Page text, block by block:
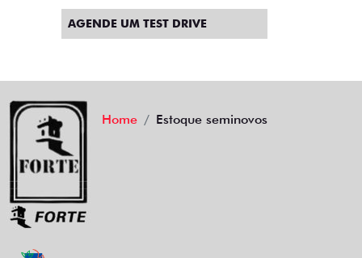
AGENDE UM TEST DRIVE
Home Estoque seminovos